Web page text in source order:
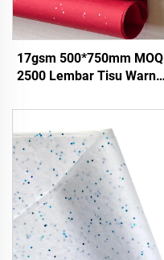
17gsm 500*750mm MOQ
2500 Lembar Tisu Warna
Kemasan Hadiah
Makanan, Grosir Pabrik
Kertas Pembungkus